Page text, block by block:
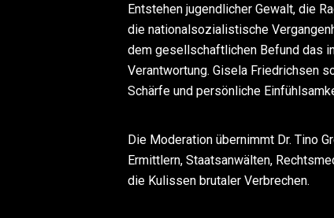
Entstehen jugendlicher Gewalt, die
die nationalsozialistische
dem gesellschaftlichen Befund das
Verantwortung. Gisela Friedrichsen
Schärfe und persönliche
Die Moderation übernimmt Dr. Tino
Ermittlern, Staatsanwälten,
die Kulissen brutaler Verbrechen.